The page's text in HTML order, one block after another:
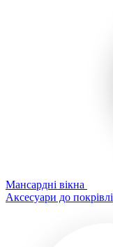
Мансардні вікна
Аксесуари до покрівлі